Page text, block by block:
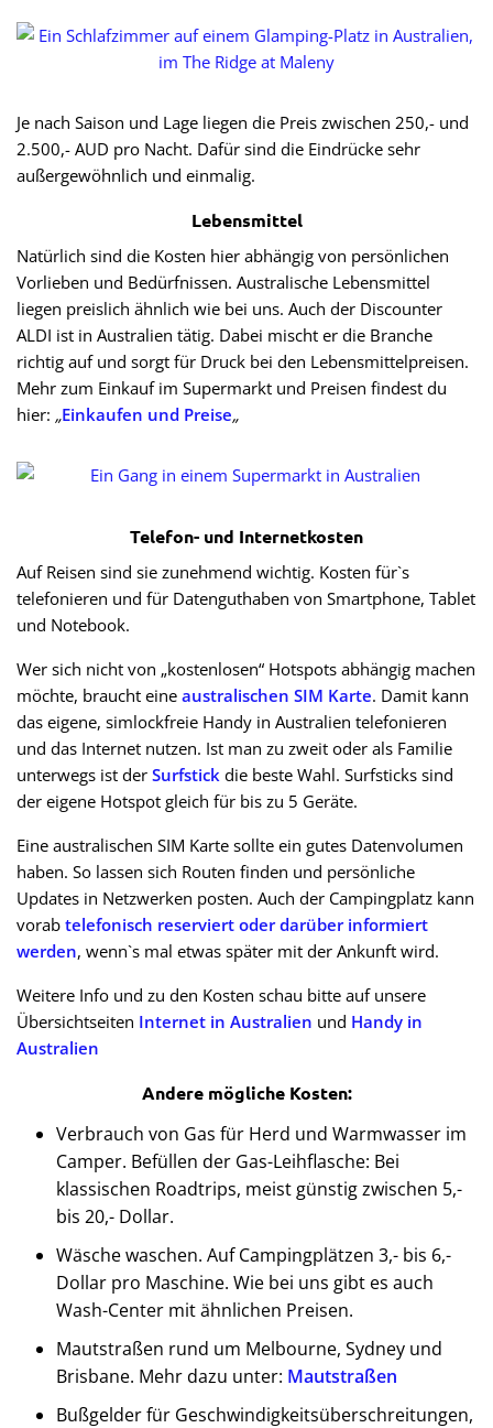
Je nach Saison und Lage liegen die Preis zwischen 250,- und
2.500,- AUD pro Nacht. Dafür sind die Eindrücke sehr
außergewöhnlich und einmalig.
Lebensmittel
Natürlich sind die Kosten hier abhängig von persönlichen
Vorlieben und Bedürfnissen. Australische Lebensmittel
liegen preislich ähnlich wie bei uns. Auch der Discounter
ALDI ist in Australien tätig. Dabei mischt er die Branche
richtig auf und sorgt für Druck bei den Lebensmittelpreisen.
Mehr zum Einkauf im Supermarkt und Preisen findest du
hier: „Einkaufen und Preise„
Telefon- und Internetkosten
Auf Reisen sind sie zunehmend wichtig. Kosten für`s
telefonieren und für Datenguthaben von Smartphone, Tablet
und Notebook.
Wer sich nicht von „kostenlosen“ Hotspots abhängig machen
möchte, braucht eine australischen SIM Karte. Damit kann
das eigene, simlockfreie Handy in Australien telefonieren
und das Internet nutzen. Ist man zu zweit oder als Familie
unterwegs ist der Surfstick die beste Wahl. Surfsticks sind
der eigene Hotspot gleich für bis zu 5 Geräte.
Eine australischen SIM Karte sollte ein gutes Datenvolumen
haben. So lassen sich Routen finden und persönliche
Updates in Netzwerken posten. Auch der Campingplatz kann
vorab telefonisch reserviert oder darüber informiert
werden, wenn`s mal etwas später mit der Ankunft wird.
Weitere Info und zu den Kosten schau bitte auf unsere
Übersichtseiten Internet in Australien und Handy in
Australien
Andere mögliche Kosten:
Verbrauch von Gas für Herd und Warmwasser im
Camper. Befüllen der Gas-Leihflasche: Bei
klassischen Roadtrips, meist günstig zwischen 5,-
bis 20,- Dollar.
Wäsche waschen. Auf Campingplätzen 3,- bis 6,-
Dollar pro Maschine. Wie bei uns gibt es auch
Wash-Center mit ähnlichen Preisen.
Mautstraßen rund um Melbourne, Sydney und
Brisbane. Mehr dazu unter: Mautstraßen
Bußgelder für Geschwindigkeitsüberschreitungen,